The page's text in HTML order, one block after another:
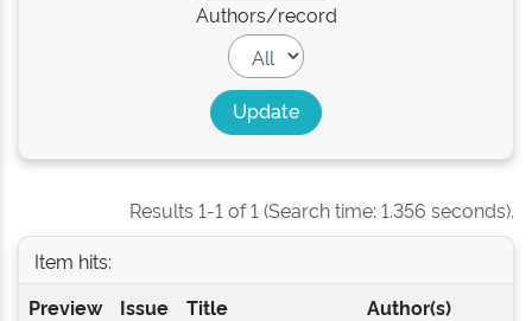
Authors/record
Results 1-1 of 1 (Search time: 1.356 seconds).
Item hits:
Preview
Issue
Title Author(s)